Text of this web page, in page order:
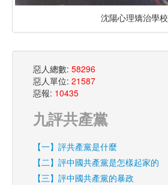
沈陽心理矯治學校
惡人總數: 58296
惡人單位: 21587
惡報: 10435
九評共產黨
【一】評共產黨是什麼
【二】評中國共產黨是怎樣起家的
【三】評中國共產黨的暴政